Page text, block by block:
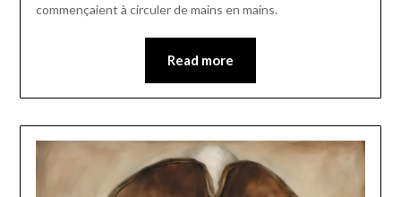
commençaient à circuler de mains en mains.
Read more